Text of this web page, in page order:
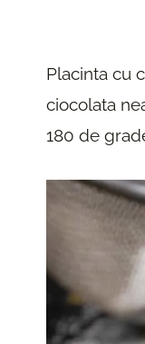
Placinta cu
ciocolata
180 de